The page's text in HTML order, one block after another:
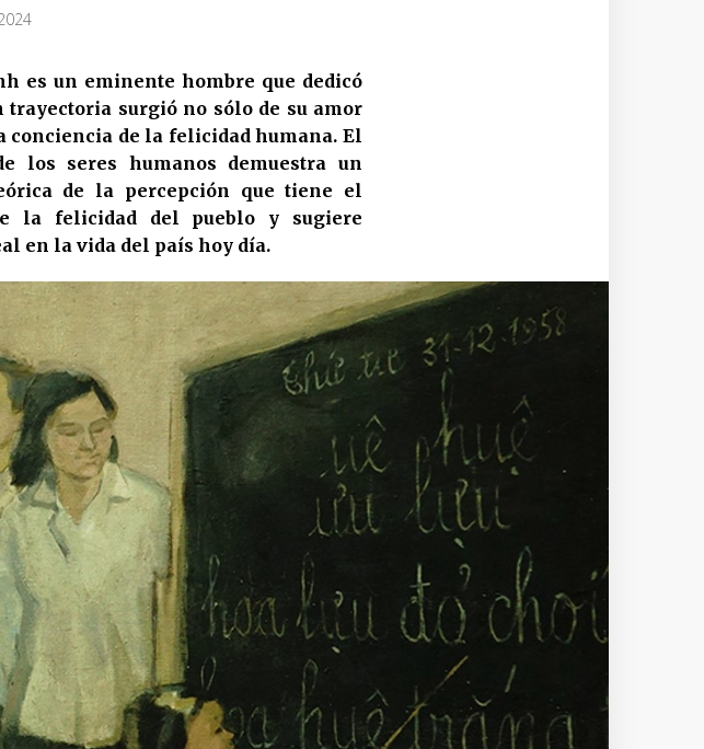
es un eminente hombre que dedicó
surgió no sólo de su amor
conciencia de la felicidad humana. El
los seres humanos demuestra un
de la percepción que tiene el
la felicidad del pueblo y sugiere
en la vida del país hoy día.